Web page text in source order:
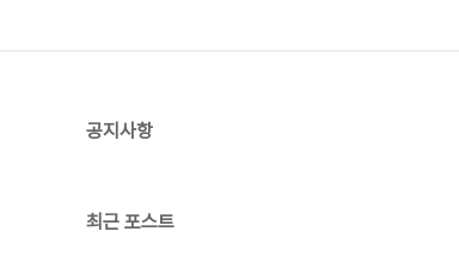
공지사항
최근 포스트